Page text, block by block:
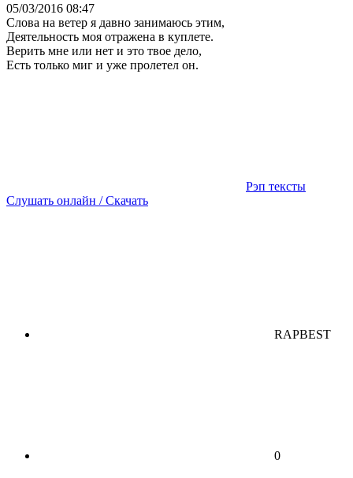
05/03/2016 08:47
Слова на ветер я давно занимаюсь этим,
Деятельность моя отражена в куплете.
Верить мне или нет и это твое дело,
Есть только миг и уже пролетел он.
Рэп тексты
Слушать онлайн / Скачать
RAPBEST
0